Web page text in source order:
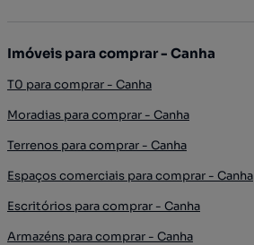
Imóveis para comprar - Canha
T0 para comprar - Canha
Moradias para comprar - Canha
Terrenos para comprar - Canha
Espaços comerciais para comprar - Canha
Escritórios para comprar - Canha
Armazéns para comprar - Canha